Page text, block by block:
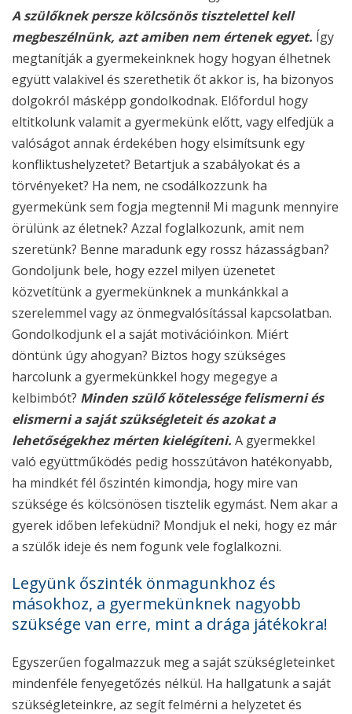
A szülőknek persze kölcsönös tisztelettel kell
megbeszélnünk, azt amiben nem értenek egyet. Így
megtanítják a gyermekeinknek hogy hogyan élhetnek
együtt valakivel és szerethetik őt akkor is, ha bizonyos
dolgokról másképp gondolkodnak. Előfordul hogy
eltitkolunk valamit a gyermekünk előtt, vagy elfedjük a
valóságot annak érdekében hogy elsimítsunk egy
konfliktushelyzetet? Betartjuk a szabályokat és a
törvényeket? Ha nem, ne csodálkozzunk ha
gyermekünk sem fogja megtenni! Mi magunk mennyire
örülünk az életnek? Azzal foglalkozunk, amit nem
szeretünk? Benne maradunk egy rossz házasságban?
Gondoljunk bele, hogy ezzel milyen üzenetet
közvetítünk a gyermekünknek a munkánkkal a
szerelemmel vagy az önmegvalósítással kapcsolatban.
Gondolkodjunk el a saját motivációinkon. Miért
döntünk úgy ahogyan? Biztos hogy szükséges
harcolunk a gyermekünkkel hogy megegye a
kelbimbót? Minden szülő kötelessége felismerni és
elismerni a saját szükségleteit és azokat a
lehetőségekhez mérten kielégíteni. A gyermekkel
való együttműködés pedig hosszútávon hatékonyabb,
ha mindkét fél őszintén kimondja, hogy mire van
szüksége és kölcsönösen tisztelik egymást. Nem akar a
gyerek időben lefeküdni? Mondjuk el neki, hogy ez már
a szülők ideje és nem fogunk vele foglalkozni.
Legyünk őszinték önmagunkhoz és
másokhoz, a gyermekünknek nagyobb
szüksége van erre, mint a drága játékokra!
Egyszerűen fogalmazzuk meg a saját szükségleteinket
mindenféle fenyegetőzés nélkül. Ha hallgatunk a saját
szükségleteinkre, az segít felmérni a helyzetet és